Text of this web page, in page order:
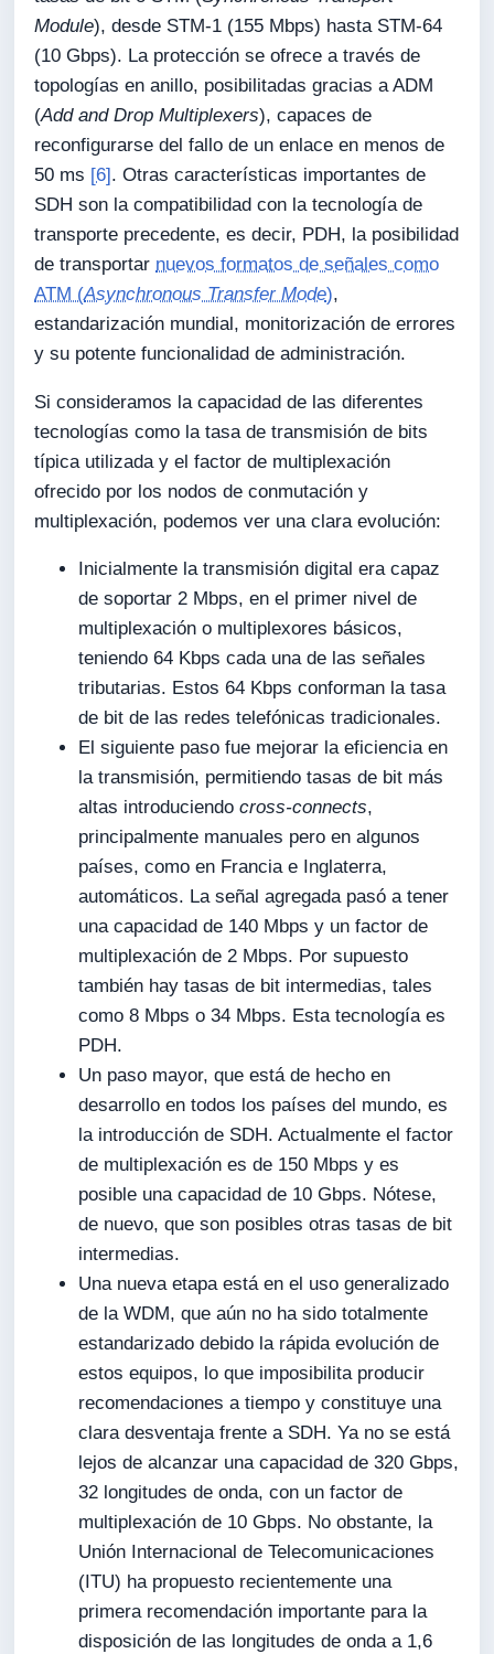
Module), desde STM-1 (155 Mbps) hasta STM-64
(10 Gbps). La protección se ofrece a través de
topologías en anillo, posibilitadas gracias a ADM
(Add and Drop Multiplexers), capaces de
reconfigurarse del fallo de un enlace en menos de
50 ms [6]. Otras características importantes de
SDH son la compatibilidad con la tecnología de
transporte precedente, es decir, PDH, la posibilidad
de transportar nuevos formatos de señales como
ATM (Asynchronous Transfer Mode),
estandarización mundial, monitorización de errores
y su potente funcionalidad de administración.
Si consideramos la capacidad de las diferentes
tecnologías como la tasa de transmisión de bits
típica utilizada y el factor de multiplexación
ofrecido por los nodos de conmutación y
multiplexación, podemos ver una clara evolución:
Inicialmente la transmisión digital era capaz
de soportar 2 Mbps, en el primer nivel de
multiplexación o multiplexores básicos,
teniendo 64 Kbps cada una de las señales
tributarias. Estos 64 Kbps conforman la tasa
de bit de las redes telefónicas tradicionales.
El siguiente paso fue mejorar la eficiencia en
la transmisión, permitiendo tasas de bit más
altas introduciendocross-connects,
principalmente manuales pero en algunos
países, como en Francia e Inglaterra,
automáticos. La señal agregada pasó a tener
una capacidad de 140 Mbps y un factor de
multiplexación de 2 Mbps. Por supuesto
también hay tasas de bit intermedias, tales
como 8 Mbps o 34 Mbps. Esta tecnología es
PDH.
Un paso mayor, que está de hecho en
desarrollo en todos los países del mundo, es
la introducción de SDH. Actualmente el factor
de multiplexación es de 150 Mbps y es
posible una capacidad de 10 Gbps. Nótese,
de nuevo, que son posibles otras tasas de bit
intermedias.
Una nueva etapa está en el uso generalizado
de la WDM, que aún no ha sido totalmente
estandarizado debido la rápida evolución de
estos equipos, lo que imposibilita producir
recomendaciones a tiempo y constituye una
clara desventaja frente a SDH. Ya no se está
lejos de alcanzar una capacidad de 320 Gbps,
32 longitudes de onda, con un factor de
multiplexación de 10 Gbps. No obstante, la
Unión Internacional de Telecomunicaciones
(ITU) ha propuesto recientemente una
primera recomendación importante para la
disposición de las longitudes de onda a 1,6